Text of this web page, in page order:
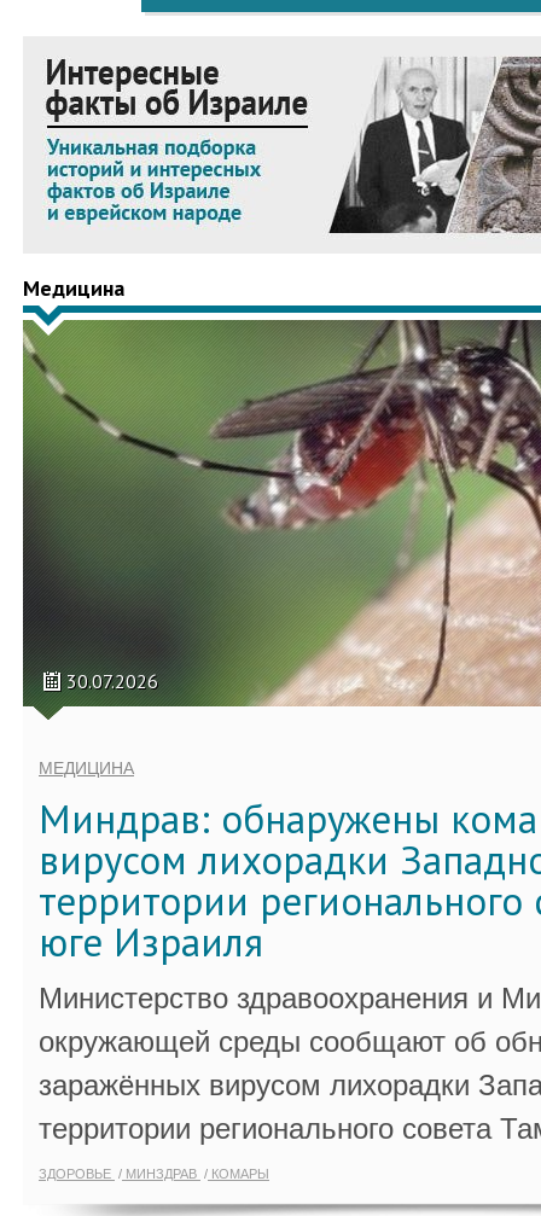
Медицина
30.07.2026
МЕДИЦИНА
Миндрав: обнаружены
вирусом лихорадки
территории регионального
юге Израиля
Министерство здравоохранения и
окружающей среды сообщают об
заражённых вирусом лихорадки
территории регионального совета
ЗДОРОВЬЕ МИНЗДРАВ КОМАРЫ